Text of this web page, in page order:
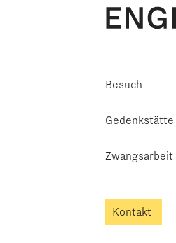
Besuch
Gedenkstätte
Zwangsarbeit
Kontakt